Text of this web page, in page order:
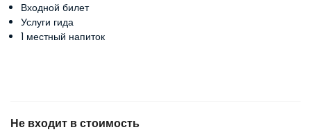
Входной билет
Услуги гида
1 местный напиток
Не входит в стоимость